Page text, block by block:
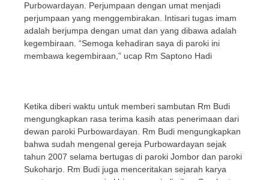
Purbowardayan. Perjumpaan dengan umat menjadi
perjumpaan yang menggembirakan. Intisari tugas imam
adalah berjumpa dengan umat dan yang dibawa adalah
kegembiraan. “Semoga kehadiran saya di paroki ini
membawa kegembiraan,” ucap Rm Saptono Hadi
Ketika diberi waktu untuk memberi sambutan Rm Budi
mengungkapkan rasa terima kasih atas penerimaan dari
dewan paroki Purbowardayan. Rm Budi mengungkapkan
bahwa sudah mengenal gereja Purbowardayan sejak
tahun 2007 selama bertugas di paroki Jombor dan paroki
Sukoharjo. Rm Budi juga menceritakan sejarah karya